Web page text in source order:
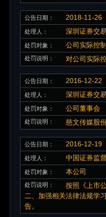
公告日期： 2018-11-26
处理人： 深圳证券交
处罚对象： 公司实际控
处罚说明： 对公司实际
公告日期： 2016-12-22
处理人： 深圳证券交
处罚对象： 公司董事会
处罚说明： 慈文传媒股
公告日期： 2016-12-19
处理人： 中国证券监
处罚对象： 本公司
处罚说明：
按照《上市
二、加强相关法律法规学
告。